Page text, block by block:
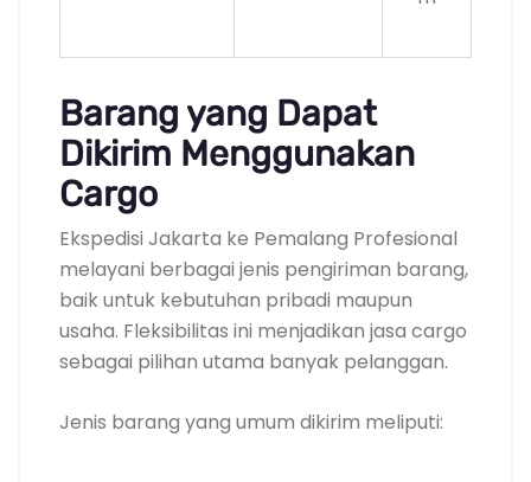
Barang yang Dapat
Dikirim Menggunakan
Cargo
Ekspedisi Jakarta ke Pemalang Profesional
melayani berbagai jenis pengiriman barang,
baik untuk kebutuhan pribadi maupun
usaha. Fleksibilitas ini menjadikan jasa cargo
sebagai pilihan utama banyak pelanggan.
Jenis barang yang umum dikirim meliputi: